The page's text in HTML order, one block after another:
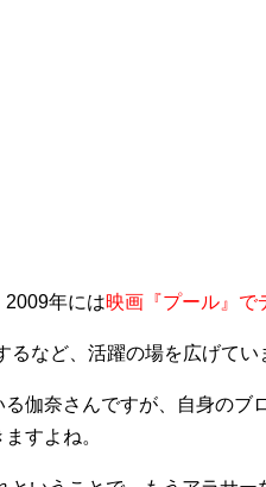
2009年には映画『プール』で
るなど、活躍の場を広げてい
伽奈さんですが、自身のブ
すよね。